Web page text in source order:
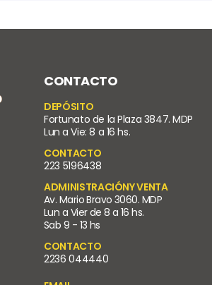
CONTACTO
DEPÓSITO
Fortunato de la Plaza 3847. MDP
Lun a Vie: 8 a 16 hs.
CONTACTO
223 5196438
ADMINISTRACIÓNY VENTA
Av. Mario Bravo 3060. MDP
Lun a Vier de 8 a 16 hs.
Sab 9 - 13 hs
CONTACTO
2236 044440